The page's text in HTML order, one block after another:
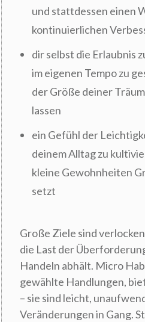
und stattdessen einen
kontinuierlichen
dir selbst die Erlaubnis
im eigenen Tempo zu
der Größe deiner
lassen
ein Gefühl der
deinem Alltag zu
kleine Gewohnheiten
setzt
Große Ziele sind
die Last der
Handeln abhält. Micro
gewählte Handlungen,
– sie sind leicht,
Veränderungen in Gang.